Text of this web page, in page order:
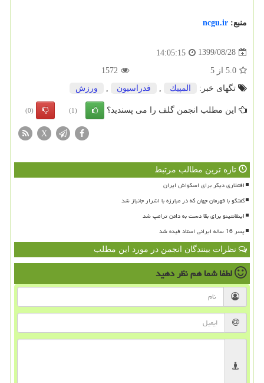
منبع: ncgu.ir
1399/08/28
14:05:15
5.0 از 5
1572
تگهای خبر:
المپیك فدراسیون ورزش
این مطلب انجمن گلف را می پسندید؟ (1)
(0)
X
تازه ترین مطالب مرتبط
افتخاری دیگر برای اسکواش ایران
گفتگو با قهرمان جهان که در مبارزه با اشرار جانباز شد
اینفانتینو برای بقا دست به دامن ترامپ شد
پسر 16 ساله ایرانی استاد فیده شد
نظرات بینندگان انجمن در مورد این مطلب
لطفا شما همنظر دهید